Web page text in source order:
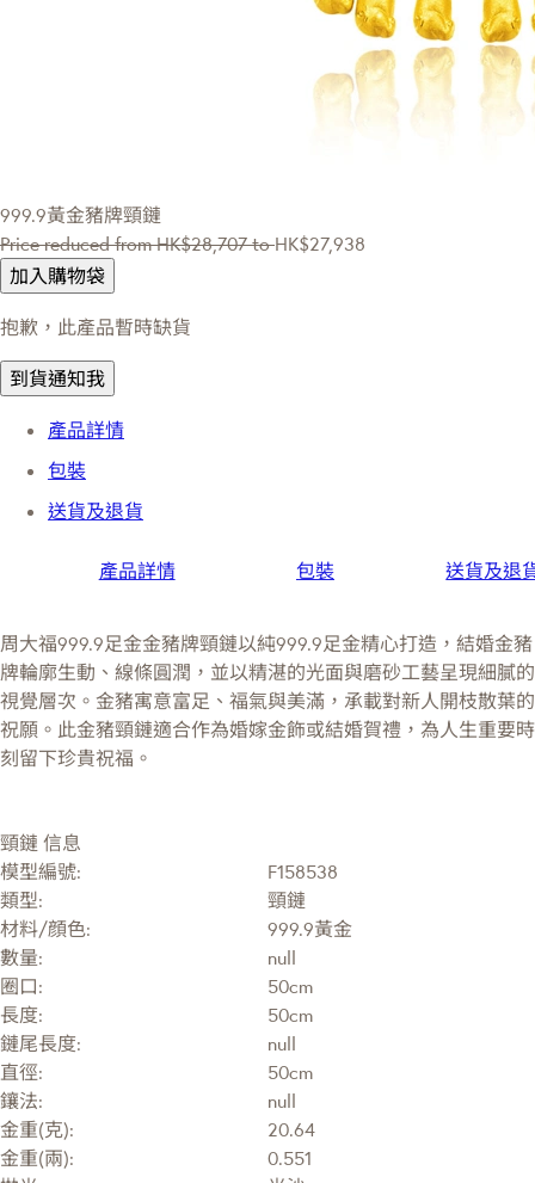
999.9黃金豬牌頸鏈
Price reduced fromHK$28,707 toHK$27,938
加入購物袋
抱歉，此產品暫時缺貨
到貨通知我
產品詳情
包裝
送貨及退貨
產品詳情 包裝 送貨及退
周大福999.9足金金豬牌頸鏈以純999.9足金精心打造，結婚金豬
牌輪廓生動、線條圓潤，並以精湛的光面與磨砂工藝呈現細膩的
視覺層次。金豬寓意富足、福氣與美滿，承載對新人開枝散葉的
祝願。此金豬頸鏈適合作為婚嫁金飾或結婚賀禮，為人生重要時
刻留下珍貴祝福。
頸鏈 信息
模型編號:
F158538
類型:
頸鏈
材料/顔色:
999.9黃金
數量:
null
圈口:
50cm
長度:
50cm
鏈尾長度:
null
直徑:
50cm
鑲法:
null
金重(克):
20.64
金重(兩):
0.551